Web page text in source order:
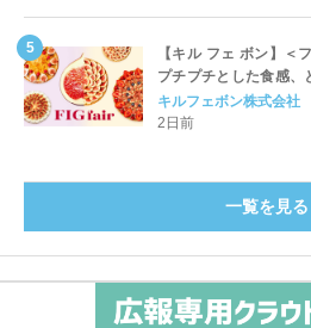
【キル フェ ボン】＜
プチプチとした食感、
をたっぷりと。新作を
登場8月20日（木）スタ
キルフェボン株式会社
2日前
一覧を見る